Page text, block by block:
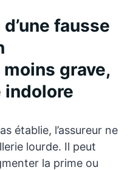
fausse
grave,
indolore
établie, l’assureur ne
lourde. Il peut
la prime ou